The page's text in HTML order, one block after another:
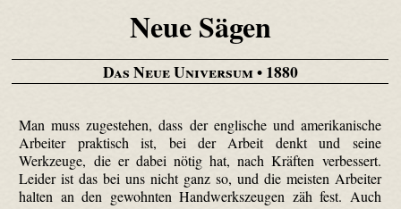
Neue Sägen
Das Neue Universum• 1880
Man muss zugestehen, dass der englische und amerikanische
Arbeiter praktisch ist, bei der Arbeit denkt und seine
Werkzeuge, die er dabei nötig hat, nach Kräften verbessert.
Leider ist das bei uns nicht ganz so, und die meisten Arbeiter
halten an den gewohnten Handwerkszeugen zäh fest. Auch